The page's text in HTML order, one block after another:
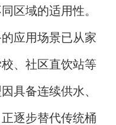
区域的适用性。
应用场景已从家
、社区直饮站等
具备连续供水、
逐步替代传统桶